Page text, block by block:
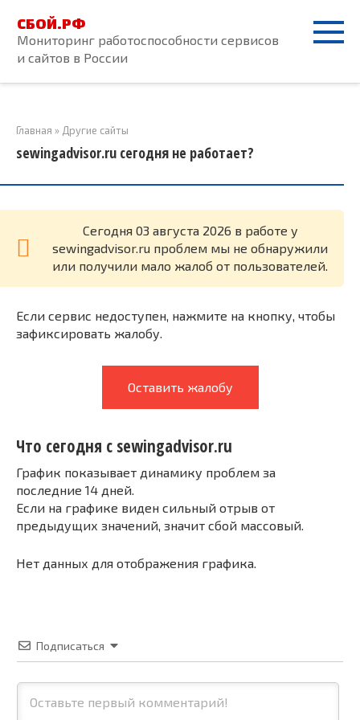
контенту
СБОЙ.РФ
Мониторинг работоспособности сервисов
и сайтов в России
Главная » Другие сайты
sewingadvisor.ru сегодня не работает?
Cегодня 03 августа 2026 в работе у
sewingadvisor.ru проблем мы не обнаружили
или получили мало жалоб от пользователей.
Если сервис недоступен, нажмите на кнопку, чтобы
зафиксировать жалобу.
Оставить жалобу
Что сегодня с sewingadvisor.ru
График показывает динамику проблем за
последние 14 дней.
Если на графике виден сильный отрыв от
предыдущих значений, значит сбой массовый.
Нет данных для отображения графика.
Подписаться